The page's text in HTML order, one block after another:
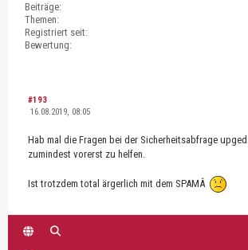
Beiträge:
Themen:
Registriert seit:
Bewertung:
#193
16.08.2019, 08:05
Hab mal die Fragen bei der Sicherheitsabfrage
zumindest vorerst zu helfen.
Ist trotzdem total ärgerlich mit dem SPAMÂ